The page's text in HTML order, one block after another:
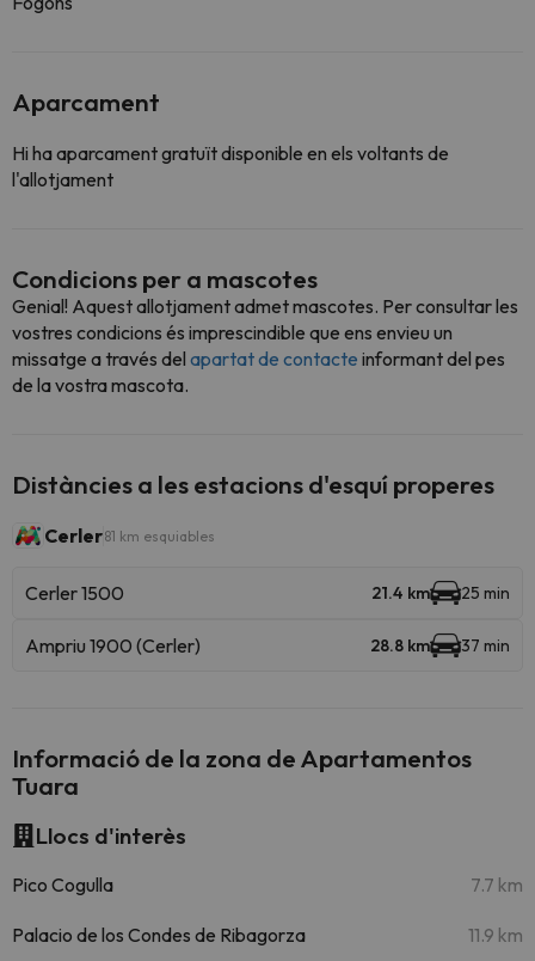
Aparcament
Hi ha aparcament gratuït disponible en els voltants de
l'allotjament
Condicions per a mascotes
Genial! Aquest allotjament admet mascotes. Per consultar les
vostres condicions és imprescindible que ens envieu un
missatge a través del apartat de contacte informant del pes
de la vostra mascota.
Distàncies a les estacions d'esquí properes
Cerler81 km esquiables
Cerler 1500 21.4 km 25 min
Ampriu 1900 (Cerler) 28.8 km 37 min
Informació de la zona de Apartamentos
Tuara
Llocs d'interès
Pico Cogulla 7.7 km
Palacio de los Condes de Ribagorza 11.9 km